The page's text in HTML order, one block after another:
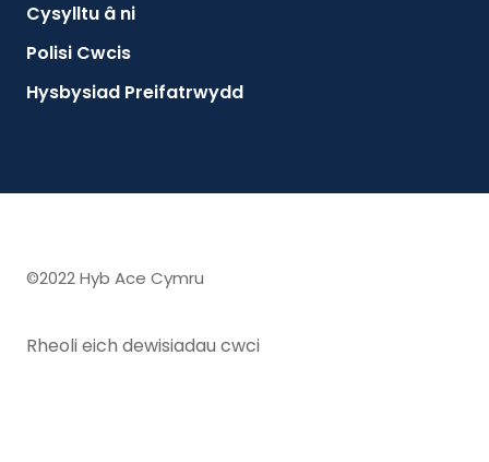
Cysylltu â ni
Polisi Cwcis
Hysbysiad Preifatrwydd
©2022 Hyb Ace Cymru
Rheoli eich dewisiadau cwci